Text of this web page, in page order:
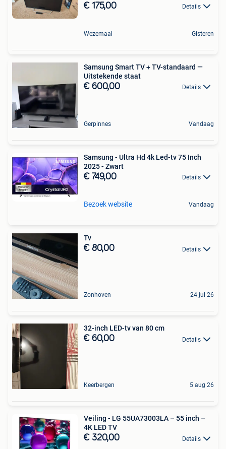
€ 175,00 Details
Wezemaal Gisteren
Samsung Smart TV + TV-standaard —
Uitstekende staat
€ 600,00 Details
Gerpinnes Vandaag
Samsung - Ultra Hd 4k Led-tv 75 Inch
2025 - Zwart
€ 749,00 Details
Bezoek website Vandaag
Tv
€ 80,00 Details
Zonhoven 24 jul 26
32-inch LED-tv van 80 cm
€ 60,00 Details
Keerbergen 5 aug 26
Veiling - LG 55UA73003LA – 55 inch –
4K LED TV
€ 320,00 Details